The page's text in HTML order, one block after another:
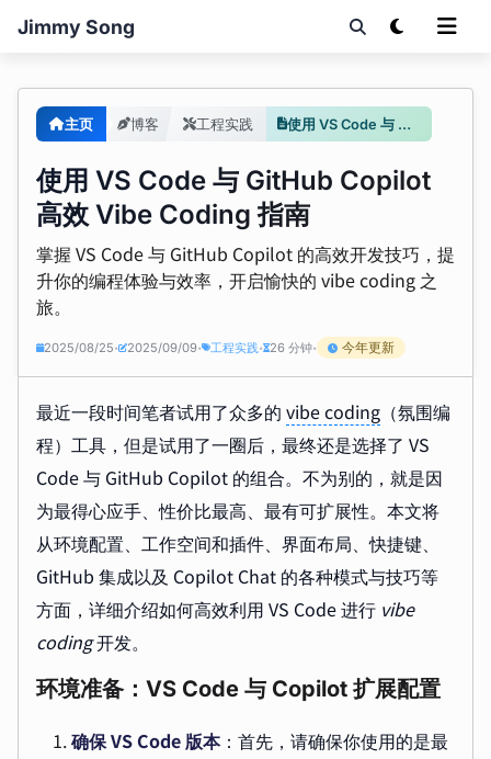
Jimmy Song
主页 博客 工程实践 使用 VS Code 与 GitHub Copilot 高效 Vibe Coding 指南
使用 VS Code 与 GitHub Copilot
高效 Vibe Coding 指南
掌握 VS Code 与 GitHub Copilot 的高效开发技巧，提
升你的编程体验与效率，开启愉快的 vibe coding 之
旅。
2025/08/25 • 2025/09/09• 工程实践 • 26 分钟• 今年更新
最近一段时间笔者试用了众多的 vibe coding （氛围编
程）工具，但是试用了一圈后，最终还是选择了 VS
Code 与 GitHub Copilot 的组合。不为别的，就是因
为最得心应手、性价比最高、最有可扩展性。本文将
从环境配置、工作空间和插件、界面布局、快捷键、
GitHub 集成以及 Copilot Chat 的各种模式与技巧等
方面，详细介绍如何高效利用 VS Code 进行 vibe
coding开发。
环境准备：VS Code 与 Copilot 扩展配置
确保 VS Code 版本：首先，请确保你使用的是最